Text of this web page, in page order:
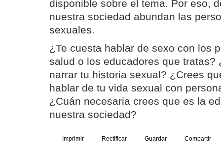
disponible sobre el tema. Por eso,
nuestra sociedad abundan las
sexuales.
¿Te cuesta hablar de sexo con los
salud o los educadores que tratas?
narrar tu historia sexual? ¿Crees
hablar de tu vida sexual con
¿Cuán necesaria crees que es la
nuestra sociedad?
Imprimir Rectificar Guardar Compartir